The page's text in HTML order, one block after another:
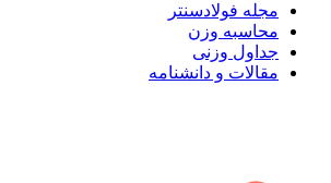
مجله فولادسنتر
محاسبه وزن
جداول وزنی
مقالات و دانشنامه